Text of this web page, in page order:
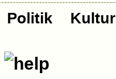
Politik Kultur